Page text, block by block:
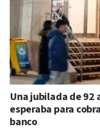
Una jubilada de
esperaba para
banco